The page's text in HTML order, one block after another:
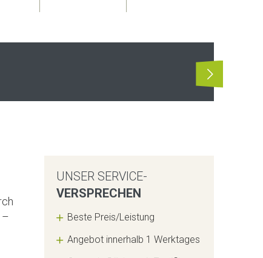
–
UNSER SERVICE-
VERSPRECHEN
Beste Preis/Leistung
Angebot innerhalb 1 Werktages